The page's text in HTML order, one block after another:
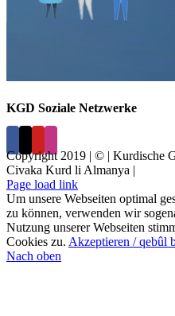
KGD Soziale Netzwerke
Copyright 2019 | © | Kurdische
Civaka Kurd li Almanya |
Page load link
Um unsere Webseiten optimal
zu können, verwenden wir
Nutzung unserer Webseiten
Cookies zu. Akzeptieren / qebûl
Nach oben